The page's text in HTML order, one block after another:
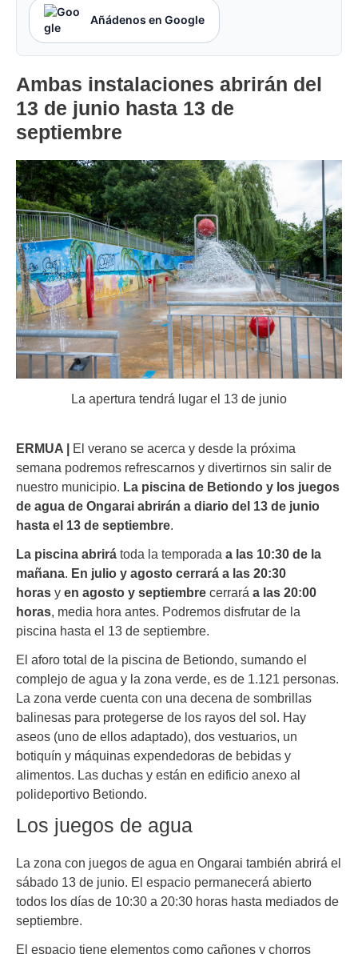
Añádenos en Google
Ambas instalaciones abrirán del
13 de junio hasta 13 de
septiembre
La apertura tendrá lugar el 13 de junio
ERMUA | El verano se acerca y desde la próxima
semana podremos refrescarnos y divertirnos sin salir de
nuestro municipio. La piscina de Betiondo y los juegos
de agua de Ongarai abrirán a diario del 13 de junio
hasta el 13 de septiembre.
La piscina abrirá toda la temporada a las 10:30 de la
mañana. En julio y agosto cerrará a las 20:30
horas y en agosto y septiembre cerrará a las 20:00
horas, media hora antes. Podremos disfrutar de la
piscina hasta el 13 de septiembre.
El aforo total de la piscina de Betiondo, sumando el
complejo de agua y la zona verde, es de 1.121 personas.
La zona verde cuenta con una decena de sombrillas
balinesas para protegerse de los rayos del sol. Hay
aseos (uno de ellos adaptado), dos vestuarios, un
botiquín y máquinas expendedoras de bebidas y
alimentos. Las duchas y están en edificio anexo al
polideportivo Betiondo.
Los juegos de agua
La zona con juegos de agua en Ongarai también abrirá el
sábado 13 de junio. El espacio permanecerá abierto
todos los días de 10:30 a 20:30 horas hasta mediados de
septiembre.
El espacio tiene elementos como cañones y chorros